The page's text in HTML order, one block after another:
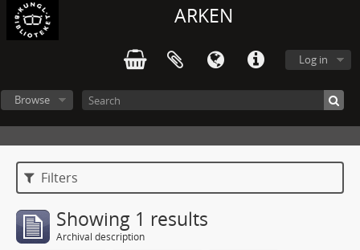
ARKEN
Log in
Browse
Filters
Showing 1 results
Archival description